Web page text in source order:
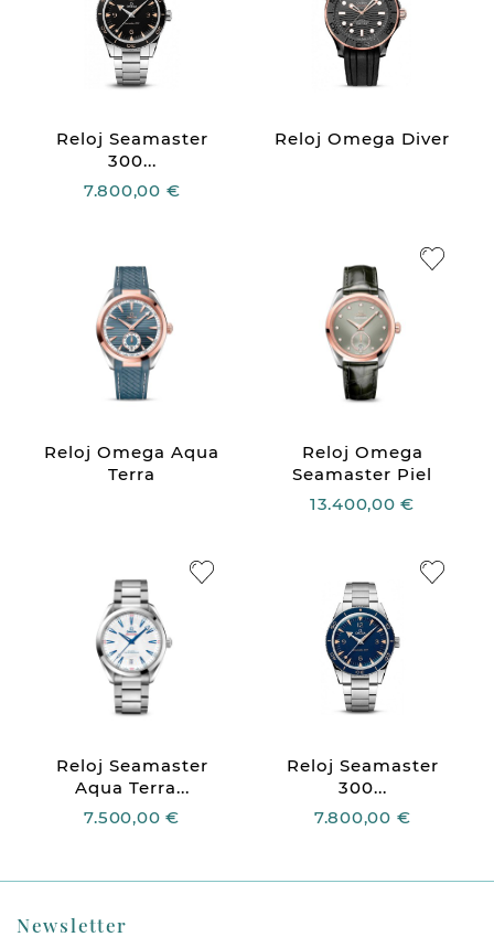
Reloj Seamaster
300...
7.800,00 €
Reloj Omega Diver
Reloj Omega Aqua
Terra
Reloj Omega
Seamaster Piel
13.400,00 €
Reloj Seamaster
Aqua Terra...
7.500,00 €
Reloj Seamaster
300...
7.800,00 €
Newsletter